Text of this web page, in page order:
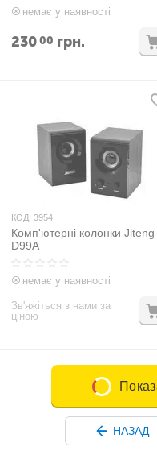
немає у наявності
23000 грн.
КОД: 3954
Комп'ютерні колонки Jiteng
D99A
немає у наявності
Зв'яжіться з нами за
ціною
НАЗАД